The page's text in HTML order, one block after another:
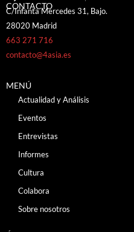
CONTACTO
C/Infanta Mercedes 31, Bajo.
28020 Madrid
663 271 716
contacto@4asia.es
MENÚ
Actualidad y Análisis
Eventos
Entrevistas
Informes
Cultura
Colabora
Sobre nosotros